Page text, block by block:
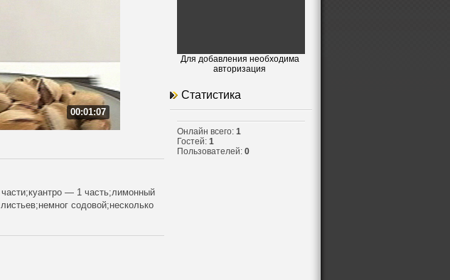
00:01:07
— 1 часть;лимонный
содовой;несколько
Для добавления необходима
авторизация
Статистика
Онлайн всего: 1
Гостей: 1
Пользователей: 0